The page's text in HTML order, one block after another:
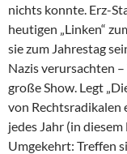
nichts konnte. Erz-
heutigen „Linken“
sie zum Jahrestag
Nazis verursachten
große Show. Legt
von Rechtsradikalen
jedes Jahr (in
Umgekehrt: Treffen